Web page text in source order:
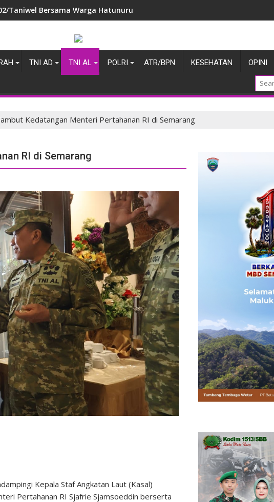
Berikan Motivasi dan Sosialisasi Rekrutmen TNI kepada Warga Binaan
TNI AD TNI AL POLRI ATR/BPN KESEHATAN OPINI
Kedatangan Menteri Pertahanan RI di Semarang
RI di Semarang
Kepala Staf Angkatan Laut (Kasal)
Pertahanan RI Sjafrie Sjamsoeddin berserta